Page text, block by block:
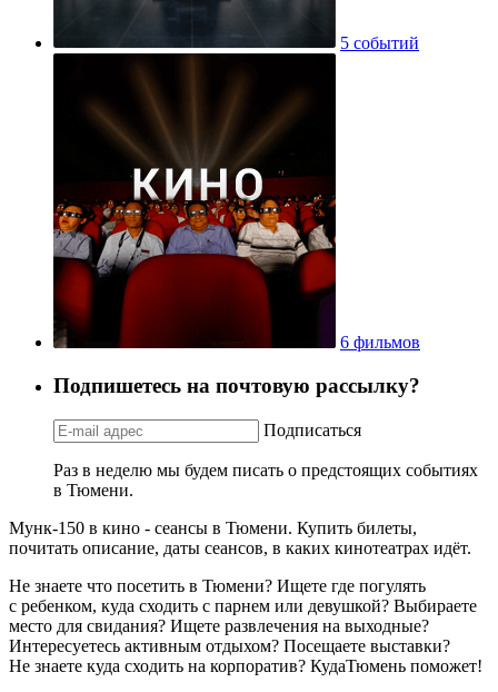
5 событий
6 фильмов
Подпишетесь на почтовую рассылку?
Подписаться
Раз в неделю мы будем писать о предстоящих событиях
в Тюмени.
Мунк-150 в кино - сеансы в Тюмени. Купить билеты,
почитать описание, даты сеансов, в каких кинотеатрах идёт.
Не знаете что посетить в Тюмени? Ищете где погулять
с ребенком, куда сходить с парнем или девушкой? Выбираете
место для свидания? Ищете развлечения на выходные?
Интересуетесь активным отдыхом? Посещаете выставки?
Не знаете куда сходить на корпоратив? КудаТюмень поможет!